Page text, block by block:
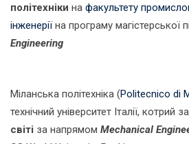
політехніки на факультету
інженерії на програму магістерської
Engineering
Міланська політехніка (Politecnico di
технічний університет Італії, котрий
світі за напрямом Mechanical